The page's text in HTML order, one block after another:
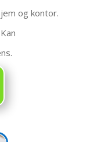
og kontor.